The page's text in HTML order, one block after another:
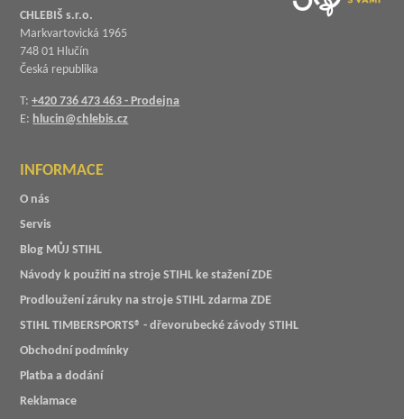
CHLEBIŠ s.r.o.
Markvartovická 1965
748 01 Hlučín
Česká republika
T:+420 736 473 463 - Prodejna
E: hlucin@chlebis.cz
INFORMACE
O nás
Servis
Blog MŮJ STIHL
Návody k použití na stroje STIHL ke stažení ZDE
Prodloužení záruky na stroje STIHL zdarma ZDE
STIHL TIMBERSPORTS® - dřevorubecké závody STIHL
Obchodní podmínky
Platba a dodání
Reklamace